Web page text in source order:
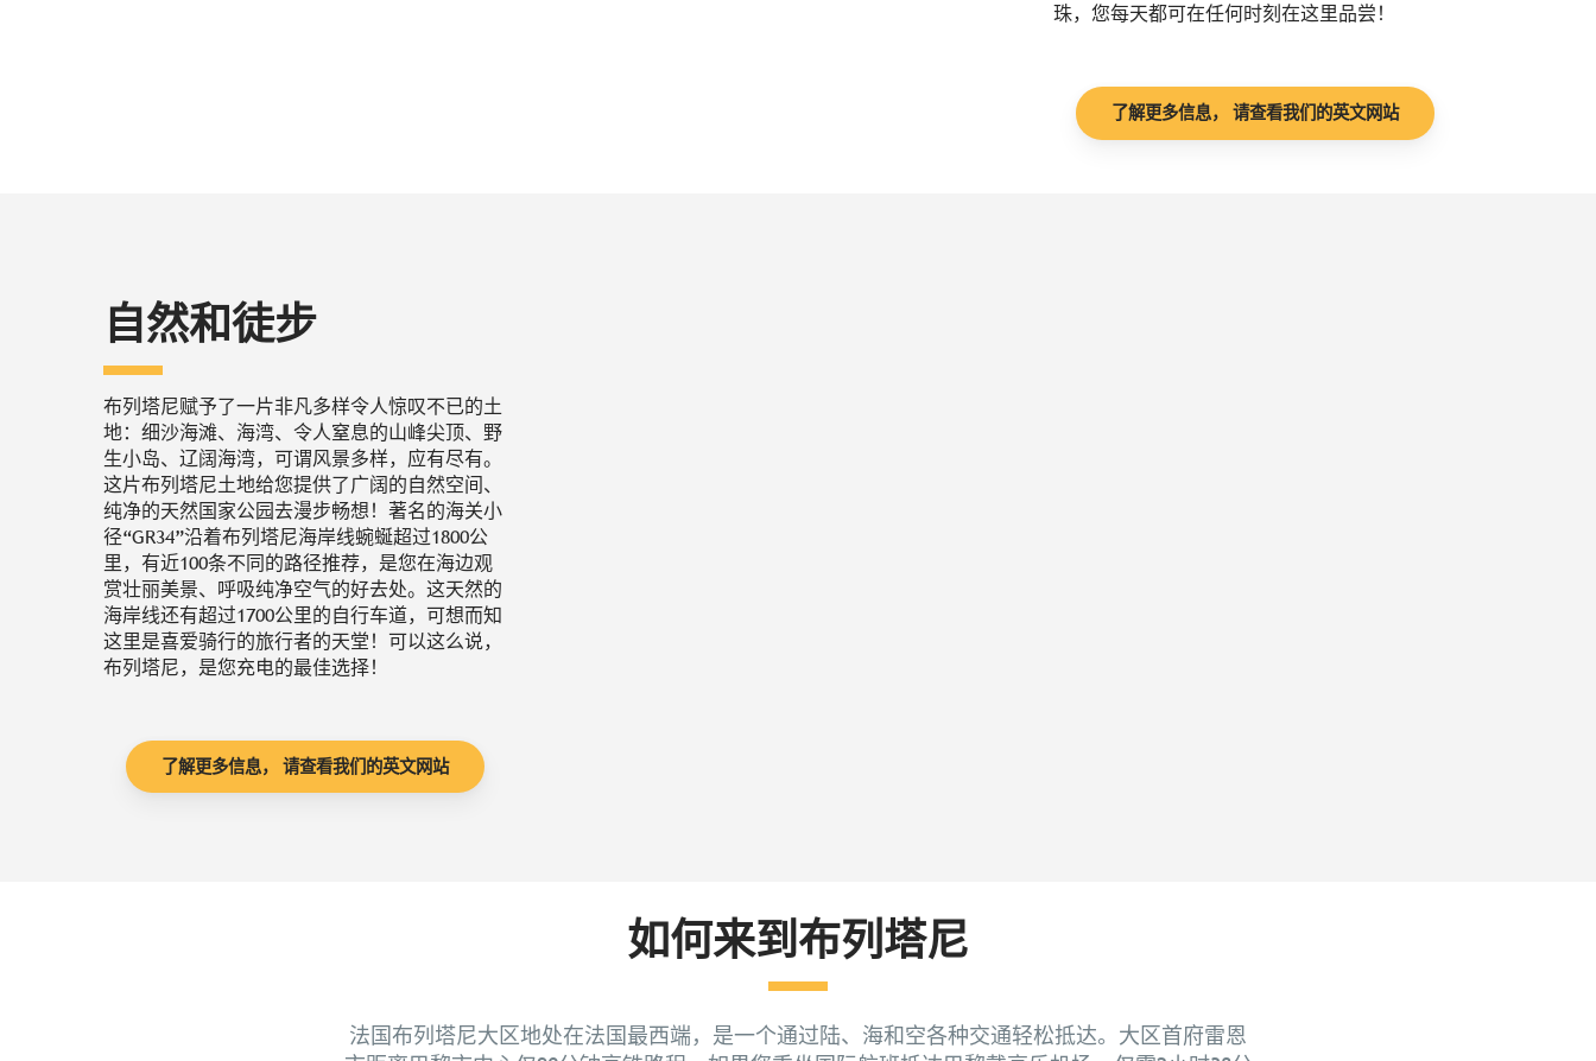
珠，您每天都可在任何时刻在这里品尝！
了解更多信息， 请查看我们的英文网站
自然和徒步
布列塔尼赋予了一片非凡多样令人惊叹不已的土
地：细沙海滩、海湾、令人窒息的山峰尖顶、野
生小岛、辽阔海湾，可谓风景多样，应有尽有。
这片布列塔尼土地给您提供了广阔的自然空间、
纯净的天然国家公园去漫步畅想！著名的海关小
径“GR34”沿着布列塔尼海岸线蜿蜒超过1800公
里，有近100条不同的路径推荐，是您在海边观
赏壮丽美景、呼吸纯净空气的好去处。这天然的
海岸线还有超过1700公里的自行车道，可想而知
这里是喜爱骑行的旅行者的天堂！可以这么说，
布列塔尼，是您充电的最佳选择！
了解更多信息， 请查看我们的英文网站
如何来到布列塔尼
法国布列塔尼大区地处在法国最西端，是一个通过陆、海和空各种交通轻松抵达。大区首府雷恩